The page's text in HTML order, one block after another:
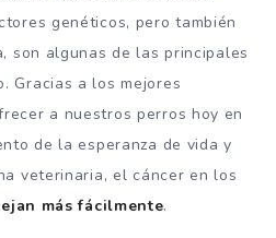
genéticos, pero también
son algunas de las principales
Gracias a los mejores
a nuestros perros hoy en
de la esperanza de vida y
veterinaria, el cáncer en los
más fácilmente.